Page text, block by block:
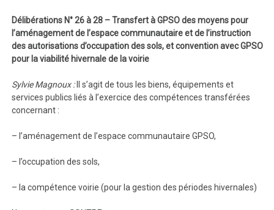
Délibérations N° 26 à 28 – Transfert à GPSO des moyens pour
l’aménagement de l’espace communautaire et de l’instruction
des autorisations d’occupation des sols, et convention avec GPSO
pour la viabilité hivernale de la voirie
Sylvie Magnoux :
Il s’agit de tous les biens, équipements et
services publics liés à l’exercice des compétences transférées
concernant :
– l’aménagement de l’espace communautaire GPSO,
– l’occupation des sols,
– la compétence voirie (pour la gestion des périodes hivernales)